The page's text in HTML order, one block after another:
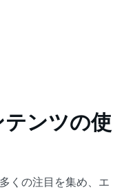
ンツの使
くの注目を集め、エ